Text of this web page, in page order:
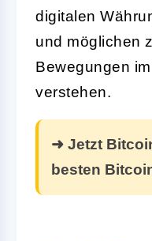
digitalen
und möglichen
Bewegungen
verstehen.
➜ Jetzt
besten